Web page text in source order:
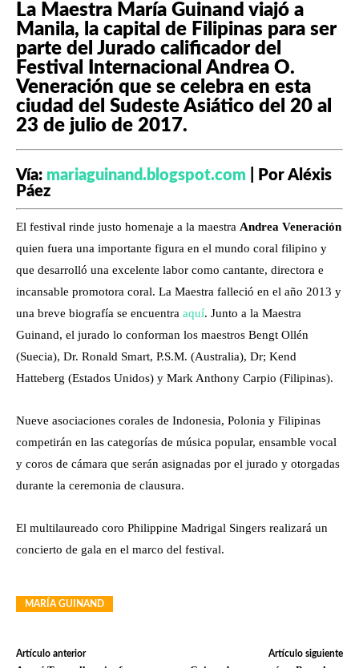
La Maestra María Guinand viajó a
Manila, la capital de Filipinas para ser
parte del Jurado calificador del
Festival Internacional Andrea O.
Veneración que se celebra en esta
ciudad del Sudeste Asiático del 20 al
23 de julio de 2017.
Vía: mariaguinand.blogspot.com | Por Aléxis
Páez
El festival rinde justo homenaje a la maestra Andrea Veneración
quien fuera una importante figura en el mundo coral filipino y
que desarrolló una excelente labor como cantante, directora e
incansable promotora coral. La Maestra falleció en el año 2013 y
una breve biografía se encuentra aquí. Junto a la Maestra
Guinand, el jurado lo conforman los maestros Bengt Ollén
(Suecia), Dr. Ronald Smart, P.S.M. (Australia), Dr; Kend
Hatteberg (Estados Unidos) y Mark Anthony Carpio (Filipinas).
Nueve asociaciones corales de Indonesia, Polonia y Filipinas
competirán en las categorías de música popular, ensamble vocal
y coros de cámara que serán asignadas por el jurado y otorgadas
durante la ceremonia de clausura.
El multilaureado coro Philippine Madrigal Singers realizará un
concierto de gala en el marco del festival.
MARÍA GUINAND
Artículo anterior Artículo siguiente